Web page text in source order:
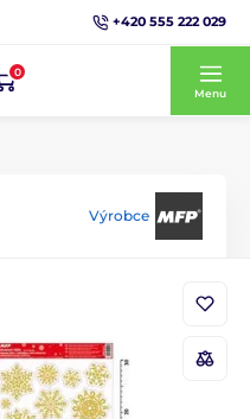
+420 555 222 029
0
Menu
Výrobce